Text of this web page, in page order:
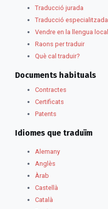
Traducció jurada
Traducció especialitzada
Vendre en la llengua local
Raons per traduir
Què cal traduir?
Documents habituals
Contractes
Certificats
Patents
Idiomes que traduïm
Alemany
Anglès
Àrab
Castellà
Català